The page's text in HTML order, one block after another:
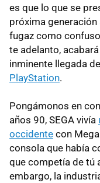
es que lo que se
próxima
fugaz como
te adelanto,
inminente llegada
PlayStation.
Pongámonos en
años 90, SEGA vivía
occidente con Mega
consola que había
que competía de tú
embargo, la